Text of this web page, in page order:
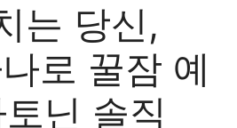
는 당신,
나로 꿀잠 예
닌 솔직